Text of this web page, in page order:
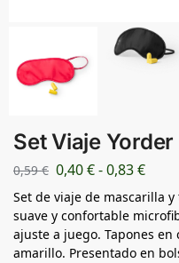
Set Viaje Yorder
0,59€ 0,40€-0,83€
Set de viaje de mascarilla
suave y confortable
ajuste a juego. Tapones
amarillo. Presentado en